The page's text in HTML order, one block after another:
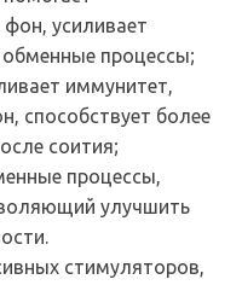
усиливает
процессы;
иммунитет,
способствует более
соития;
процессы,
улучшить
стимуляторов,